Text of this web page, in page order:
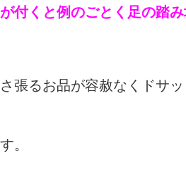
付くと例のごとく足の踏
張るお品が容赦なくドサ
。